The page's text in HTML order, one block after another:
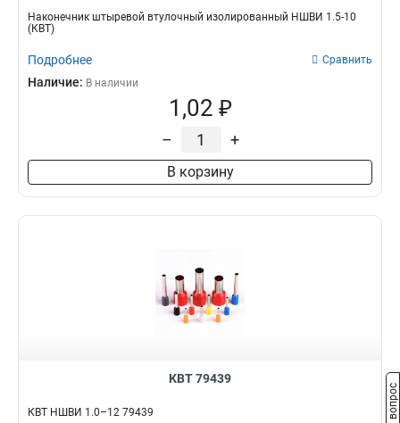
Наконечник штыревой втулочный изолированный НШВИ 1.5-10
(КВТ)
Подробнее Сравнить
Наличие: В наличии
1,02 ₽
– +
В корзину
КВТ 79439
КВТ НШВИ 1.0–12 79439